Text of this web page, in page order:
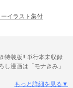
イラスト集付
特装版!! 単行本未収録
漫画は「モナきみ」
もっと詳細を見る▼